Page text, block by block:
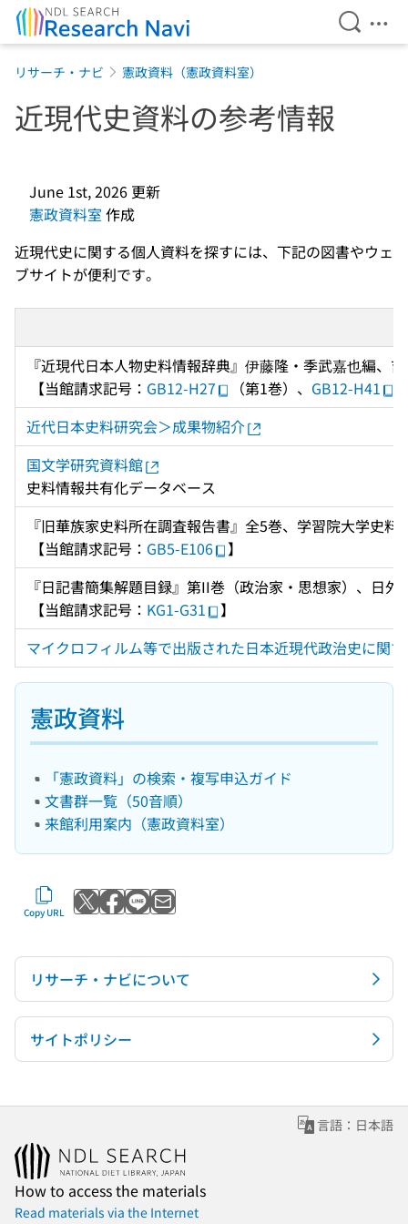
Open
リサーチ・ナビ 憲政資料（憲政資料室）
近現代史資料の参考情報
June 1st, 2026 更新
憲政資料室 作成
近現代史に関する個人資料を探すには、下記の図書やウェ
ブサイトが便利です。
『近現代日本人物史料情報辞典』伊藤隆・季武嘉也編、
【当館請求記号： GB12-H27 （第1巻）、 GB12-H41
近代日本史料研究会＞成果物紹介
国文学研究資料館
史料情報共有化データベース
『旧華族家史料所在調査報告書』全5巻、学習院大学史料
【当館請求記号： GB5-E106
】
『日記書簡集解題目録』第II巻（政治家・思想家）、日
【当館請求記号： KG1-G31
】
マイクロフィルム等で出版された日本近現代政治史に関
憲政資料
「憲政資料」の検索・複写申込ガイド
文書群一覧（50音順）
来館利用案内（憲政資料室）
Copy URL Post to X
Share with Facebook
Send with LINE
Send by email
リサーチ・ナビについて
サイトポリシー
言語：日本語
How to access the materials
Read materials via the Internet